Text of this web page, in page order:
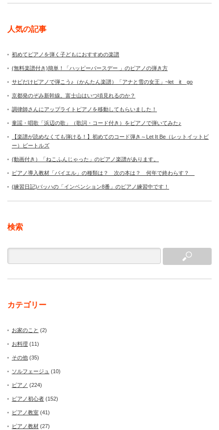
人気の記事
初めてピアノを弾く子どもにおすすめの楽譜
(無料楽譜付き)簡単！「ハッピーバースデー 」のピアノの弾き方
サビだけピアノで弾こう♪（かんたん楽譜）「アナと雪の女王」~let it go
京都発のぞみ新幹線。富士山はいつ頃見れるのか？
調律師さんにアップライトピアノを移動してもらいました！
童謡・唱歌「浜辺の歌」（歌詞・コード付き）をピアノで弾いてみた♪
【楽譜が読めなくても弾ける！】初めてのコード弾き～Let It Be（レットイットビ
ー）ビートルズ
(動画付き）「ねこふんじゃった」のピアノ楽譜があります。
ピアノ導入教材「バイエル」の種類は？ 次の本は？ 何年で終わらす？
(練習日記)バッハの「インベンション8番」のピアノ練習中です！
検索
カテゴリー
お家のこと (2)
お料理 (11)
その他 (35)
ソルフェージュ (10)
ピアノ (224)
ピアノ初心者 (152)
ピアノ教室 (41)
ピアノ教材 (27)